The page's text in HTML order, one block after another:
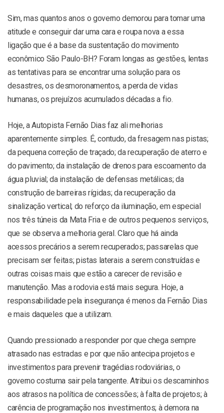
Sim, mas quantos anos o governo demorou para tomar uma
atitude e conseguir dar uma cara e roupa nova a essa
ligação que é a base da sustentação do movimento
econômico São Paulo-BH? Foram longas as gestões, lentas
as tentativas para se encontrar uma solução para os
desastres, os desmoronamentos, a perda de vidas
humanas, os prejuízos acumulados décadas a fio.
Hoje, a Autopista Fernão Dias faz ali melhorias
aparentemente simples. É, contudo, da fresagem nas pistas;
da pequena correção de traçado; da recuperação de aterro e
do pavimento; da instalação de drenos para escoamento da
água pluvial; da instalação de defensas metálicas; da
construção de barreiras rígidas; da recuperação da
sinalização vertical; do reforço da iluminação, em especial
nos três túneis da Mata Fria e de outros pequenos serviços,
que se observa a melhoria geral. Claro que há ainda
acessos precários a serem recuperados; passarelas que
precisam ser feitas; pistas laterais a serem construídas e
outras coisas mais que estão a carecer de revisão e
manutenção. Mas a rodovia está mais segura. Hoje, a
responsabilidade pela insegurança é menos da Fernão Dias
e mais daqueles que a utilizam.
Quando pressionado a responder por que chega sempre
atrasado nas estradas e por que não antecipa projetos e
investimentos para prevenir tragédias rodoviárias, o
governo costuma sair pela tangente. Atribui os descaminhos
aos atrasos na política de concessões; à falta de projetos; à
carência de programação nos investimentos; à demora na